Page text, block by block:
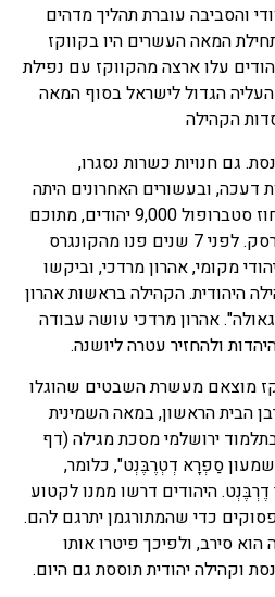
והסביבה עוברת תהליך מדהים
המאה העשרים היו בקווקז
יהודים. כ80,000 יהודים עלו ארצה מהקווקז עם נפילת
הגדול לישראל בסוף המאה
הקהילה
גם חנויות כשרות נסגרו,
ובעשורים האחרונים היתה
התבוללות רבה. כיום יש במחוז סטברופול 9,000 יהודים, מתוכם
7,500 במינרל וודי ובפיטיגורסק. לפני 7 שנים פנו מהקונגרס
מקומי, אהרון מרדכי, וביקשו
הקהילה בראשות אהרון
אהרון מרדכי עושה עבודה
ולהחזיר עטרה ליושנה.
מוצאם מעשרת השבטים שהוגלו
הבית הראשון, במאה השמינית
ירושלמי מסכת מגילה (דף
סַפְרָא דְטְרֶבֶּנְט", כלומר,
היהודים דרשו ממנו לקטוע
כדי שהמתורגמן יתרגם להם.
סירב, ולפיכך פיטרו אותו
יהודית תוססת גם היום.